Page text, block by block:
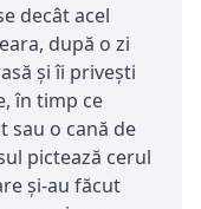
decât acel
după o zi
și îi privești
în timp ce
sau o cană de
pictează cerul
și-au făcut